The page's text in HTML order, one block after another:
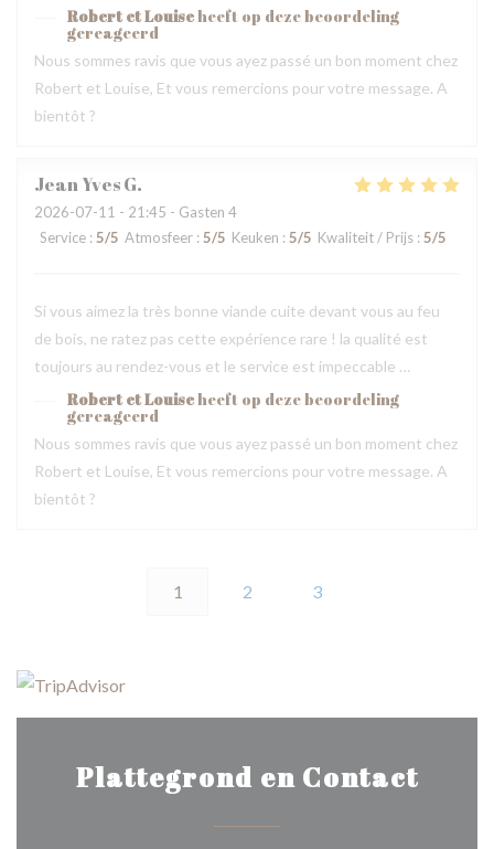
Robert et Louiseheeft op deze beoordeling
gereageerd
Nous sommes ravis que vous ayez passé un bon moment chez
Robert et Louise, Et vous remercions pour votre message. A
bientôt ?
Jean YvesG
2026-07-11 - 21:45 - Gasten 4
Service : 5/5 Atmosfeer : 5/5 Keuken : 5/5 Kwaliteit / Prijs : 5/5
Si vous aimez la très bonne viande cuite devant vous au feu
de bois, ne ratez pas cette expérience rare ! la qualité est
toujours au rendez-vous et le service est impeccable …
Robert et Louiseheeft op deze beoordeling
gereageerd
Nous sommes ravis que vous ayez passé un bon moment chez
Robert et Louise, Et vous remercions pour votre message. A
bientôt ?
1 2 3
Plattegrond en Contact